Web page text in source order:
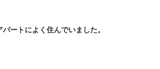
ートによく住んでいました。